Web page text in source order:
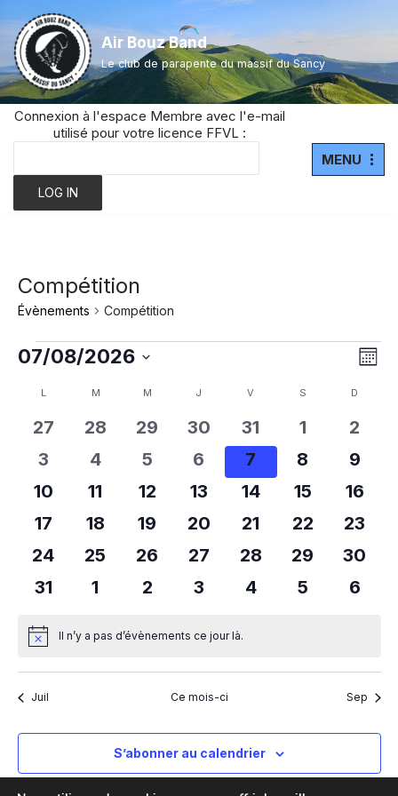
Aller
au
contenu
Air Bouz Band
Le club de parapente du massif du Sancy
Connexion à l'espace Membre avec l'e-mail
utilisé pour votre licence FFVL :
MENU
Compétition
Évènements Compétition
Mois
07/08/2026
date.
Calendrier
de
L M M J V S D
0
évènements
27
0
évènements
28
0
évènements
29
0
évènements
30
0
évènements
31
0
1
0
2
0
évènements
3
0
évènements
4
0
évènements
5
0
évènements
6
0
évènements
7
0
8
0
9
0
évènements
10
0
évènements
11
0
évènements
12
0
évènements
13
0
évènements
14
0
15
0
16
0
évènements
17
0
évènements
18
0
évènements
19
0
évènements
20
0
évènements
21
0
évènements
22
0
23
0
évènements
24
0
évènements
25
0
évènements
26
0
évènements
27
0
évènements
28
0
évènements
29
0
30
0
31
0
1
0
2
0
3
0
4
0
5
0
6
NoticeIl n’y a pas d’évènements ce jour là.
Juil Ce mois-ci Sep
S’abonner au calendrier